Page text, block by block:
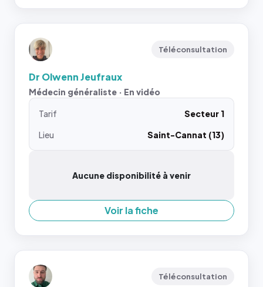
Téléconsultation
Dr Olwenn Jeufraux
Médecin généraliste · En vidéo
Tarif
Secteur 1
Lieu
Saint-Cannat (13)
Aucune disponibilité à venir
Voir la fiche
Téléconsultation